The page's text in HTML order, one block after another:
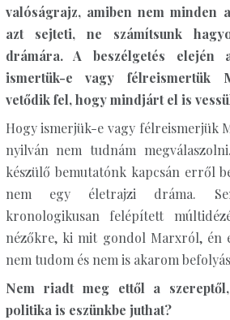
valóságrajz, amiben nem minden
azt sejteti, ne számítsunk
drámára. A beszélgetés
ismertük-e vagy félreismertük
vetődik fel, hogy mindjárt el is
Hogy ismerjük-e vagy félreismerjük
nyilván nem tudnám
készülő bemutatónk kapcsán erről
nem egy életrajzi dráma.
kronologikusan felépített
nézőkre, ki mit gondol Marxról, én
nem tudom és nem is akarom
Nem riadt meg ettől a
politika is eszünkbe juthat?